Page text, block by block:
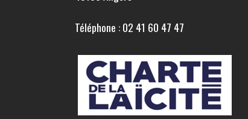
Téléphone : 02 41 60 47 47